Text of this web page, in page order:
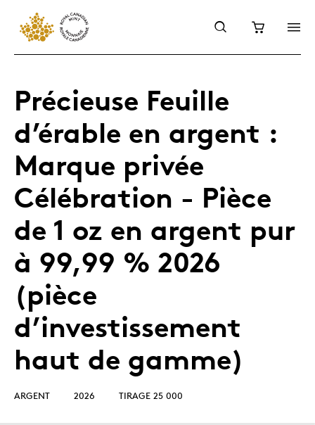
Précieuse Feuille
d’érable en argent :
Marque privée
Célébration - Pièce
de 1 oz en argent pur
à 99,99 % 2026
(pièce
d’investissement
haut de gamme)
ARGENT 2026 TIRAGE 25 000